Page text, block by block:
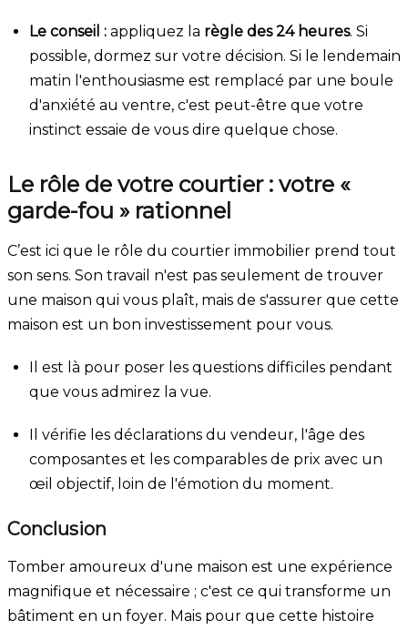
Le conseil : appliquez la règle des 24 heures. Si
possible, dormez sur votre décision. Si le lendemain
matin l'enthousiasme est remplacé par une boule
d'anxiété au ventre, c'est peut-être que votre
instinct essaie de vous dire quelque chose.
Le rôle de votre courtier : votre «
garde-fou » rationnel
C’est ici que le rôle du courtier immobilier prend tout
son sens. Son travail n'est pas seulement de trouver
une maison qui vous plaît, mais de s'assurer que cette
maison est un bon investissement pour vous.
Il est là pour poser les questions difficiles pendant
que vous admirez la vue.
Il vérifie les déclarations du vendeur, l'âge des
composantes et les comparables de prix avec un
œil objectif, loin de l'émotion du moment.
Conclusion
Tomber amoureux d'une maison est une expérience
magnifique et nécessaire ; c'est ce qui transforme un
bâtiment en un foyer. Mais pour que cette histoire